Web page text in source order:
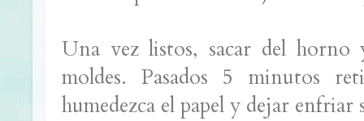
Una vez listos, sacar del
moldes. Pasados 5 minutos
humedezca el papel y dejar